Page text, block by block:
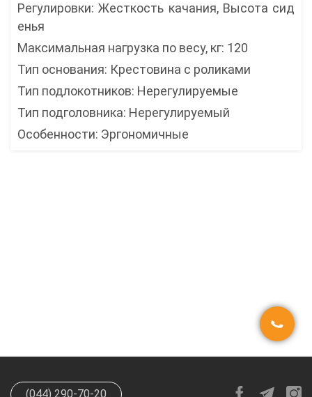
Регулировки: Жесткость качания, Высота сид
енья
Максимальная нагрузка по весу, кг: 120
Тип основания: Крестовина с роликами
Тип подлокотников: Нерегулируемые
Тип подголовника: Нерегулируемый
Особенности: Эргономичные
(044) 290-70-20